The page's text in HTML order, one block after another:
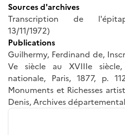
Sources d'archives
Transcription de
13/11/1972)
Publications
Guilhermy, Ferdinand de,
Ve siècle au XVIIIe
nationale, Paris, 1877, p.
Monuments et Richesses
Denis, Archives